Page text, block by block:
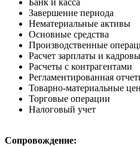
Завершение периода
Нематериальные активы
Основные средства
Производственные
Расчет зарплаты и
Расчеты с контрагентами
Регламентированная
Товарно-материальные
Торговые операции
Налоговый учет
Сопровождение: